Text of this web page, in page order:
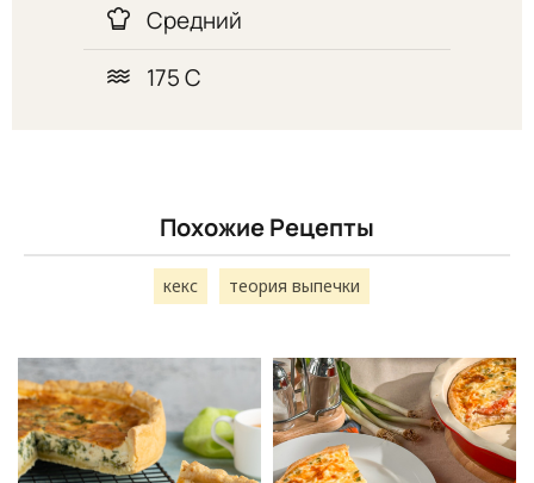
Средний
175 С
Похожие Рецепты
кекс теория выпечки